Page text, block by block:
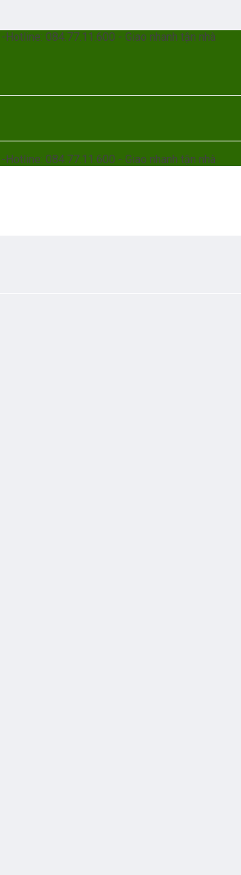
084.77.11.600 - Giao nhanh tận nhà
084.77.11.600 - Giao nhanh tận nhà